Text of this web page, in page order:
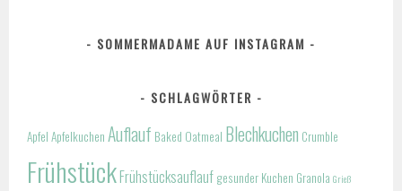
SOMMERMADAME AUF INSTAGRAM
SCHLAGWÖRTER
Apfel Apfelkuchen Auflauf Baked Oatmeal Blechkuchen Crumble
FrühstückFrühstücksauflauf gesunder Kuchen Granola Grieß